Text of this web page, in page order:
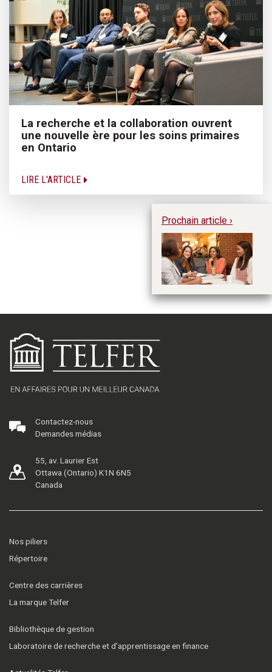
La recherche et la collaboration ouvrent
une nouvelle ère pour les soins primaires
en Ontario
LIRE L'ARTICLE
Prochain article ›
Contactez-nous
Demandes médias
55, av. Laurier Est
Ottawa (Ontario) K1N 6N5
Canada
Nos piliers
Répertoire
Centre des carrières
La marque Telfer
Bibliothèque de gestion
Laboratoire de recherche et d’apprentissage en finance